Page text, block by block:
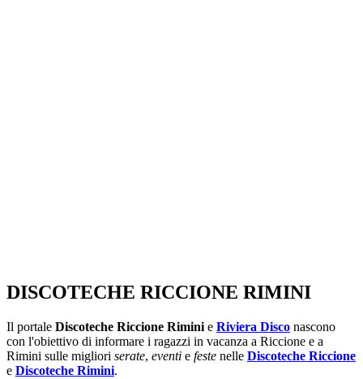
DISCOTECHE RICCIONE RIMINI
Il portale Discoteche Riccione Rimini e Riviera Disco nascono
con l'obiettivo di informare i ragazzi in vacanza a Riccione e a
Rimini sulle migliori serate, eventi e feste nelle Discoteche Riccione
e Discoteche Rimini.